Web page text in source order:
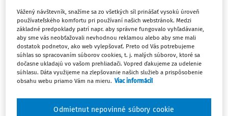
výkonu činnosti inej profesie. Mediátor ako profesionál má
vedieť, aké sú jeho kompetencie, a teda kde sú jeho limity.
V zmysle zákona č. 420/2004 Z. z. o mediácii (ďalej ako
„zákon o mediácii“) je„mediácia mimosúdna činnosť, pri
ktorej osoby zúčastnené na mediácii pomocou mediátora
riešia spor, ktorý vznikol z ich zmluvného vzťahu alebo
iného právneho vzťahu“. Ide teda o spôsob mimosúdneho
riešenia sporov, ktorý je ako legitímny spôsob vymedzený
Vážený návštevník, snažíme sa zo všetkých síl prinášať vysokú úroveň
používateľského komfortu pri používaní našich webstránok. Medzi
základné predpoklady patrí napr. aby správne fungovalo vyhľadávanie,
aby sme vás neobťažovali nevhodnou reklamou alebo aby sme mali
dostatok podnetov, ako web vylepšovať. Preto od Vás potrebujeme
súhlas so spracovaním súborov cookies, t. j. malých súborov, ktoré sa
dočasne ukladajú vo vašom prehliadači. Vopred ďakujeme za udelenie
súhlasu. Dáta využijeme na zlepšovanie našich služieb a prispôsobenie
obsahu webu priamo Vám na mieru. Viac informácií
Odmietnut nepovinné súbory cookie